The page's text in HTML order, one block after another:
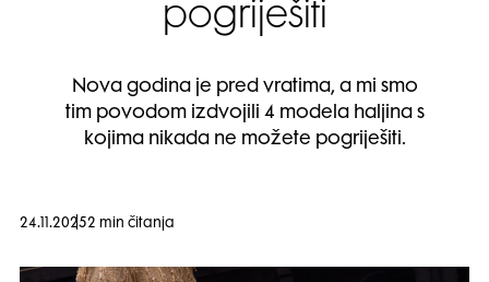
pogriješiti
Nova godina je pred vratima, a mi smo
tim povodom izdvojili 4 modela haljina s
kojima nikada ne možete pogriješiti.
24.11.20252 min čitanja